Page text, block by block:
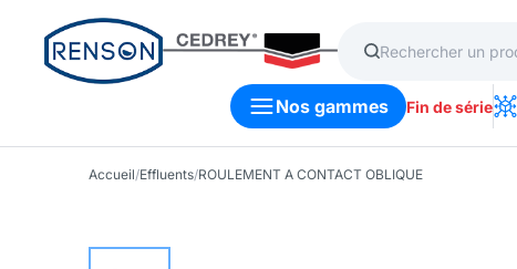
Nos gammes Fin de série
Accueil/Effluents/ROULEMENT A CONTACT OBLIQUE